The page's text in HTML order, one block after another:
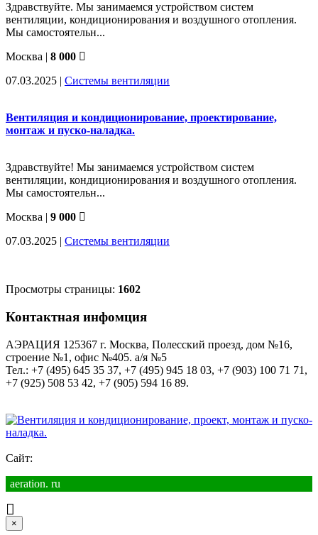
Здравствуйте. Мы занимаемся устройством систем
вентиляции, кондиционирования и воздушного отопления.
Мы самостоятельн...
Москва | 8 000
07.03.2025 | Системы вентиляции
Вентиляция и кондиционирование, проектирование,
монтаж и пуско-наладка.
Здравствуйте! Мы занимаемся устройством систем
вентиляции, кондиционирования и воздушного отопления.
Мы самостоятельн...
Москва | 9 000
07.03.2025 | Системы вентиляции
Просмотры страницы: 1602
Контактная инфомция
АЭРАЦИЯ 125367 г. Москва, Полесский проезд, дом №16,
строение №1, офис №405. а/я №5
Тел.: +7 (495) 645 35 37, +7 (495) 945 18 03, +7 (903) 100 71 71,
+7 (925) 508 53 42, +7 (905) 594 16 89.
Сайт:
aeration. ru
×